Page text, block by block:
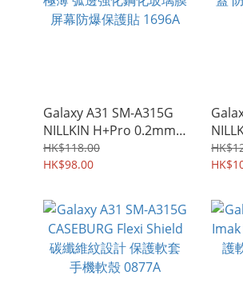
Galaxy A31 SM-A315G
NILLKIN H+Pro 0.2mm
極薄 弧邊強化鋼化玻璃膜
屏幕防爆保護貼 1696A
HK$118.00
HK$98.00
蓋 防
玻璃